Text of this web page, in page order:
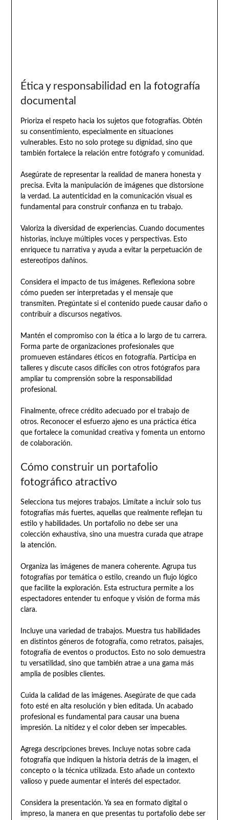
Ética y responsabilidad en la fotografía
documental
Prioriza el respeto hacia los sujetos que fotografías. Obtén
su consentimiento, especialmente en situaciones
vulnerables. Esto no solo protege su dignidad, sino que
también fortalece la relación entre fotógrafo y comunidad.
Asegúrate de representar la realidad de manera honesta y
precisa. Evita la manipulación de imágenes que distorsione
la verdad. La autenticidad en la comunicación visual es
fundamental para construir confianza en tu trabajo.
Valoriza la diversidad de experiencias. Cuando documentes
historias, incluye múltiples voces y perspectivas. Esto
enriquece tu narrativa y ayuda a evitar la perpetuación de
estereotipos dañinos.
Considera el impacto de tus imágenes. Reflexiona sobre
cómo pueden ser interpretadas y el mensaje que
transmiten. Pregúntate si el contenido puede causar daño o
contribuir a discursos negativos.
Mantén el compromiso con la ética a lo largo de tu carrera.
Forma parte de organizaciones profesionales que
promueven estándares éticos en fotografía. Participa en
talleres y discute casos difíciles con otros fotógrafos para
ampliar tu comprensión sobre la responsabilidad
profesional.
Finalmente, ofrece crédito adecuado por el trabajo de
otros. Reconocer el esfuerzo ajeno es una práctica ética
que fortalece la comunidad creativa y fomenta un entorno
de colaboración.
Cómo construir un portafolio
fotográfico atractivo
Selecciona tus mejores trabajos. Limítate a incluir solo tus
fotografías más fuertes, aquellas que realmente reflejan tu
estilo y habilidades. Un portafolio no debe ser una
colección exhaustiva, sino una muestra curada que atrape
la atención.
Organiza las imágenes de manera coherente. Agrupa tus
fotografías por temática o estilo, creando un flujo lógico
que facilite la exploración. Esta estructura permite a los
espectadores entender tu enfoque y visión de forma más
clara.
Incluye una variedad de trabajos. Muestra tus habilidades
en distintos géneros de fotografía, como retratos, paisajes,
fotografía de eventos o productos. Esto no solo demuestra
tu versatilidad, sino que también atrae a una gama más
amplia de posibles clientes.
Cuida la calidad de las imágenes. Asegúrate de que cada
foto esté en alta resolución y bien editada. Un acabado
profesional es fundamental para causar una buena
impresión. La nitidez y el color deben ser impecables.
Agrega descripciones breves. Incluye notas sobre cada
fotografía que indiquen la historia detrás de la imagen, el
concepto o la técnica utilizada. Esto añade un contexto
valioso y puede aumentar el interés del espectador.
Considera la presentación. Ya sea en formato digital o
impreso, la manera en que presentas tu portafolio debe ser